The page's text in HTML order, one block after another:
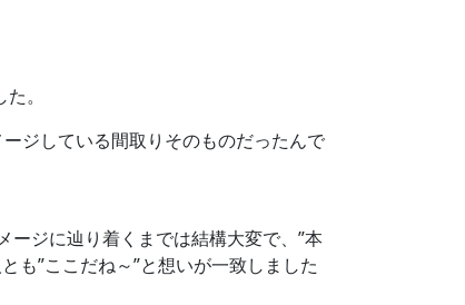
。
ジしている間取りそのものだったんで
ージに辿り着くまでは結構大変で、”本
も”ここだね～”と想いが一致しました